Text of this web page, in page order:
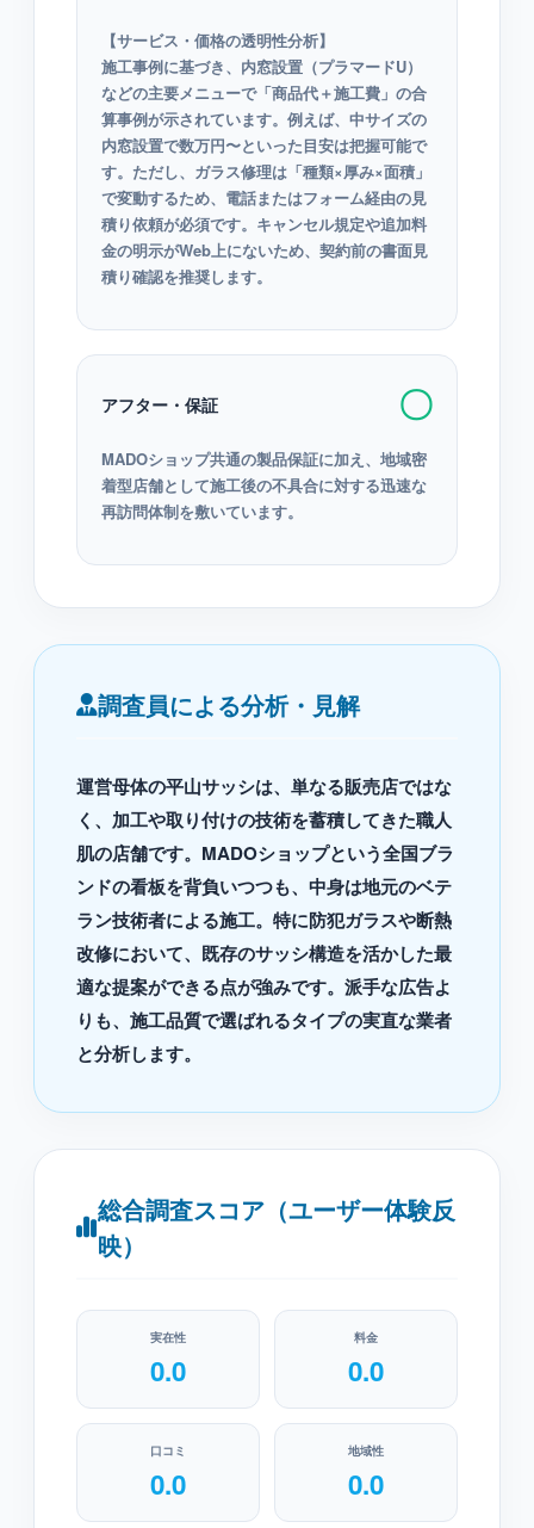
【サービス・価格の透明性分析】
施工事例に基づき、内窓設置（プラマードU）
などの主要メニューで「商品代＋施工費」の合
算事例が示されています。例えば、中サイズの
内窓設置で数万円〜といった目安は把握可能で
す。ただし、ガラス修理は「種類×厚み×面積」
で変動するため、電話またはフォーム経由の見
積り依頼が必須です。キャンセル規定や追加料
金の明示がWeb上にないため、契約前の書面見
積り確認を推奨します。
アフター・保証 〇
MADOショップ共通の製品保証に加え、地域密
着型店舗として施工後の不具合に対する迅速な
再訪問体制を敷いています。
調査員による分析・見解
運営母体の平山サッシは、単なる販売店ではな
く、加工や取り付けの技術を蓄積してきた職人
肌の店舗です。MADOショップという全国ブラ
ンドの看板を背負いつつも、中身は地元のベテ
ラン技術者による施工。特に防犯ガラスや断熱
改修において、既存のサッシ構造を活かした最
適な提案ができる点が強みです。派手な広告よ
りも、施工品質で選ばれるタイプの実直な業者
と分析します。
総合調査スコア（ユーザー体験反
映）
実在性
0.0
料金
0.0
口コミ
0.0
地域性
0.0